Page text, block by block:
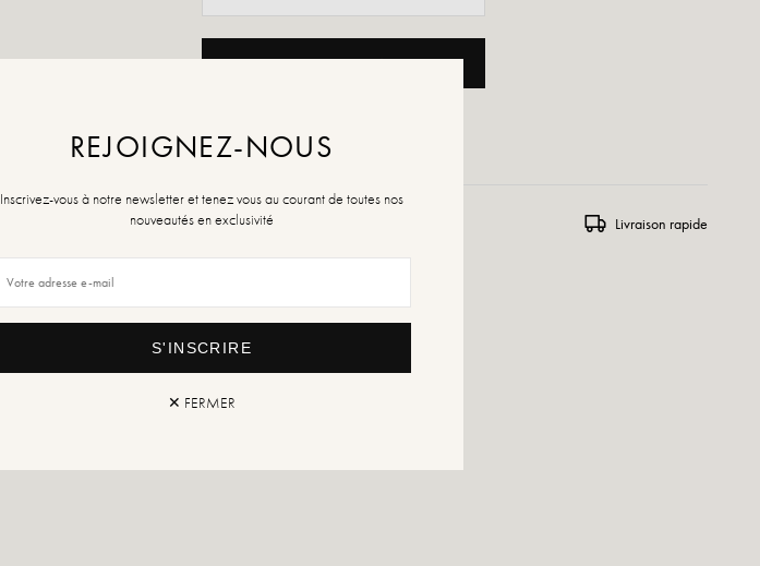
AJOUTER AU PANIER
Retours et échanges Livraison rapide
REJOIGNEZ-NOUS
Inscrivez-vous à notre newsletter et tenez vous au courant de toutes nos
nouveautés en exclusivité
S'INSCRIRE
✕ FERMER